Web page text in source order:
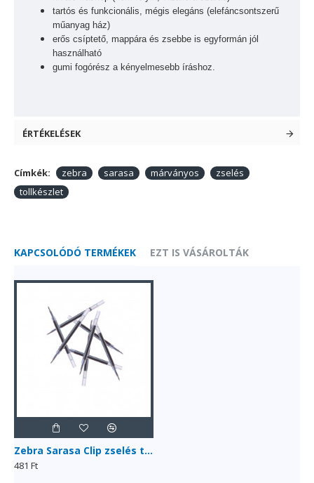
tartós és funkcionális, mégis elegáns (elefáncsontszerű
műanyag ház)
erős csíptető, mappára és zsebbe is egyformán jól
használható
gumi fogórész a kényelmesebb íráshoz.
ÉRTÉKELÉSEK
Címkék: zebra sarasa márványos
zselés
tollkészlet
KAPCSOLÓDÓ TERMÉKEK EZT IS VÁSÁROLTÁK
Zebra Sarasa Clip zselés tollbetét, 0.5 mm
481 Ft